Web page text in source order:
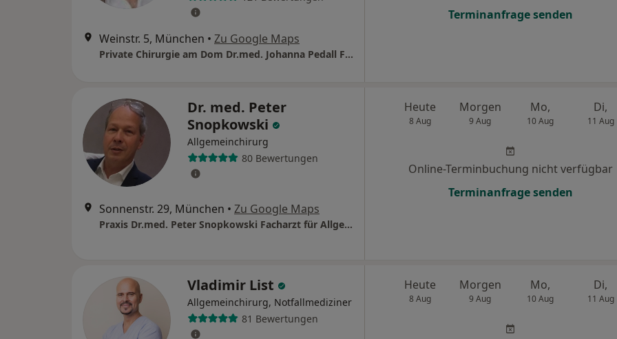
Weinstr. 5, München • Zu Google Maps
Private Chirurgie am Dom Dr.med. Johanna Pedall Fachärztin f. Allgem.Chirurgie
Terminanfrage senden
Dr. med. Peter
Snopkowski
Allgemeinchirurg
80 Bewertungen
Sonnenstr. 29, München • Zu Google Maps
Praxis Dr.med. Peter Snopkowski Facharzt für Allgem. Chirurgie
Heute
8 Aug
Morgen
9 Aug
Mo,
10 Aug
Di,
11 Aug
Online-Terminbuchung nicht verfügbar
Terminanfrage senden
Vladimir List
Allgemeinchirurg, Notfallmediziner
81 Bewertungen
Heute
8 Aug
Morgen
9 Aug
Mo,
10 Aug
Di,
11 Aug